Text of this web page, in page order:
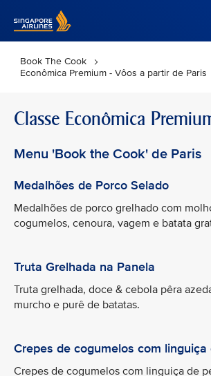
Book The Cook
Econômica Premium - Vôos a partir de Paris
Classe Econômica
Menu 'Book the Cook' de Paris
Medalhões de Porco Selado
Medalhões de porco grelhado com
cogumelos, cenoura, vagem e batata
Truta Grelhada na Panela
Truta grelhada, doce & cebola pêra
murcho e purê de batatas.
Crepes de cogumelos com linguiça
Crepes de cogumelos com linguiça de